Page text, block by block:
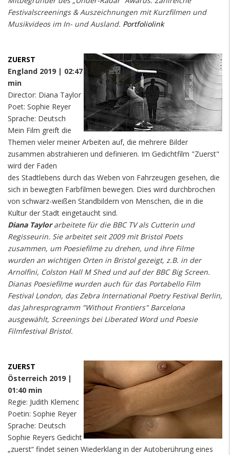
Festivalscreenings & Auszeichnungen mit Kurzfilmen und
Musikvideos im In- und Ausland. Portfoliolink
ZUERST
England 2019 | 02:47
min
Director: Diana Taylor
Poet: Sophie Reyer
Sprache: Deutsch
Mein Film greift die
Themen vieler meiner Arbeiten auf, die mehrere Bilder
zusammen abstrahieren und definieren. Im Gedichtfilm "Zuerst"
wird der Faden
des Stadtlebens durch das Weben von Fahrzeugen gesehen, die
sich in bewegten Farbfilmen bewegen. Dies wird durchbrochen
von schwarz-weißen Standbildern von Menschen, die in die
Kultur der Stadt eingetaucht sind.
Diana Taylorarbeitete für die BBC TV als Cutterin und
Regisseurin. Sie arbeitet seit 2009 mit Bristol Poets
zusammen, um Poesiefilme zu drehen, und ihre Filme
wurden an wichtigen Orten in Bristol gezeigt, z.B. in der
Arnolfini, Colston Hall M Shed und auf der BBC Big Screen.
Dianas Poesiefilme wurden auch für das Portabello Film
Festival London, das Zebra International Poetry Festival Berlin,
das Jahresprogramm "Without Frontiers" Barcelona
ausgewählt, Screenings bei Liberated Word und Poesie
Filmfestival Bristol.
ZUERST
Österreich 2019 |
01:40 min
Regie: Judith Klemenc
Poetin: Sophie Reyer
Sprache: Deutsch
Sophie Reyers Gedicht
„zuerst“ findet seinen Wiederklang in der Autoberührung eines